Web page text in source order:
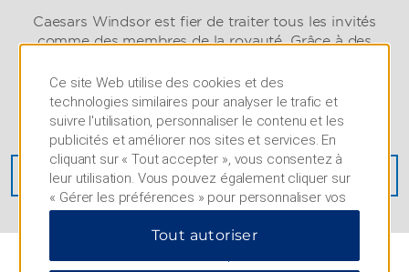
Caesars Windsor est fier de traiter tous les invités
comme des membres de la royauté. Grâce à des
clients handicapés disposeront de tout ce dont ils
ont besoin pour profiter d’un séjour inoubliable en
tout confort.
EN SAVOIR PLUS
Ce site Web utilise des cookies et des
technologies similaires pour analyser le trafic et
suivre l'utilisation, personnaliser le contenu et les
publicités et améliorer nos sites et services. En
cliquant sur « Tout accepter », vous consentez à
leur utilisation. Vous pouvez également cliquer sur
« Gérer les préférences » pour personnaliser vos
choix ou sur « Tout rejeter » pour n'autoriser que
les cookies essentiels. Pour plus d'informations,
Tout autoriser